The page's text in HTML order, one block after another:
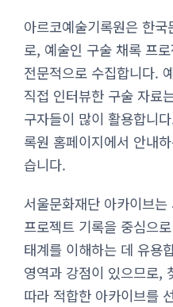
아르코예술기록원은 한
로, 예술인 구술 채록 프
전문적으로 수집합니다.
직접 인터뷰한 구술 자료
구자들이 많이 활용합니
록원 홈페이지에서 안내
습니다.
서울문화재단 아카이브
프로젝트 기록을 중심으
태계를 이해하는 데 유용
영역과 강점이 있으므로,
따라 적합한 아카이브를